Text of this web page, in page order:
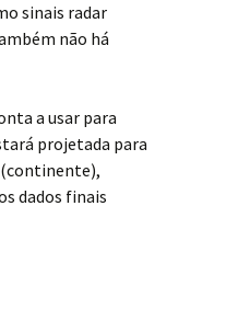
sinais radar
não há
a usar para
projetada para
(continente),
dados finais